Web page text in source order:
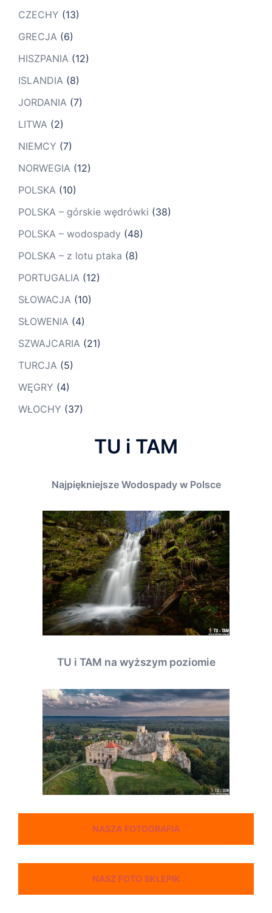
CZECHY (13)
GRECJA (6)
HISZPANIA (12)
ISLANDIA (8)
JORDANIA (7)
LITWA (2)
NIEMCY (7)
NORWEGIA (12)
POLSKA (10)
POLSKA – górskie wędrówki (38)
POLSKA – wodospady (48)
POLSKA – z lotu ptaka (8)
PORTUGALIA (12)
SŁOWACJA (10)
SŁOWENIA (4)
SZWAJCARIA (21)
TURCJA (5)
WĘGRY (4)
WŁOCHY (37)
TU i TAM
Najpiękniejsze Wodospady w Polsce
TU i TAM na wyższym poziomie
NASZA FOTOGRAFIA
NASZ FOTO SKLEPIK